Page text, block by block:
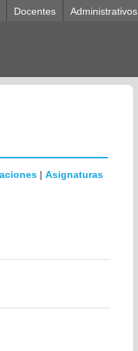
Docentes Administrativos
| Asignaturas